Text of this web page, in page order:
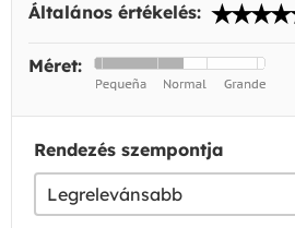
Általános értékelés:
Méret:
Rendezés szempontja